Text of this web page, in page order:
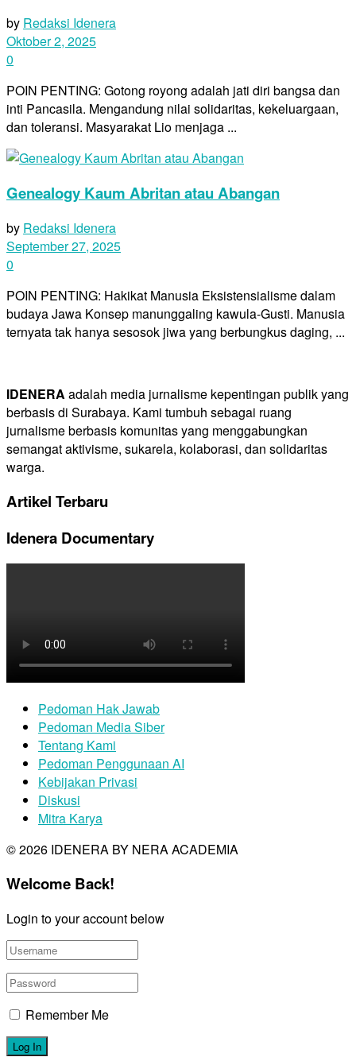
by Redaksi Idenera
Oktober 2, 2025
0
POIN PENTING: Gotong royong adalah jati diri bangsa dan
inti Pancasila. Mengandung nilai solidaritas, kekeluargaan,
dan toleransi. Masyarakat Lio menjaga ...
Genealogy Kaum Abritan atau Abangan
by Redaksi Idenera
September 27, 2025
0
POIN PENTING: Hakikat Manusia Eksistensialisme dalam
budaya Jawa Konsep manunggaling kawula-Gusti. Manusia
ternyata tak hanya sesosok jiwa yang berbungkus daging, ...
IDENERA adalah media jurnalisme kepentingan publik yang
berbasis di Surabaya. Kami tumbuh sebagai ruang
jurnalisme berbasis komunitas yang menggabungkan
semangat aktivisme, sukarela, kolaborasi, dan solidaritas
warga.
Artikel Terbaru
Idenera Documentary
Pedoman Hak Jawab
Pedoman Media Siber
Tentang Kami
Pedoman Penggunaan AI
Kebijakan Privasi
Diskusi
Mitra Karya
© 2026 IDENERA BY NERA ACADEMIA
Welcome Back!
Login to your account below
Remember Me